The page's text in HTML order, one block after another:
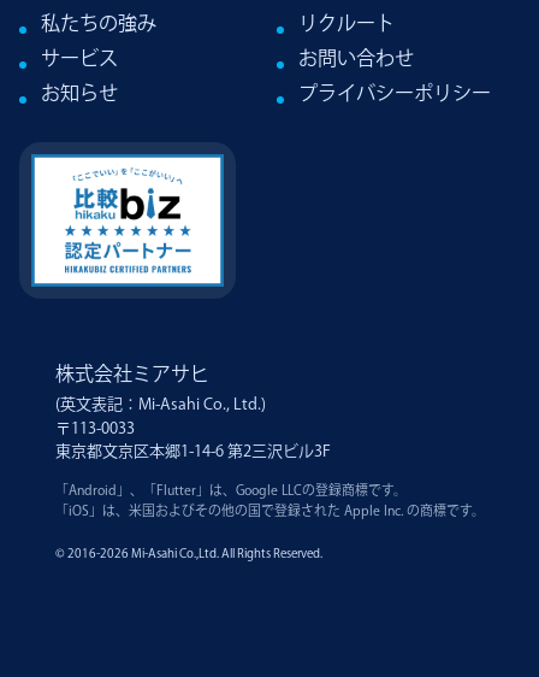
私たちの強み
サービス
お知らせ
リクルート
お問い合わせ
プライバシーポリシー
株式会社ミアサヒ
(英文表記：Mi-Asahi Co., Ltd.)
〒113-0033
東京都文京区本郷1-14-6 第2三沢ビル3F
「Android」、「Flutter」は、Google LLCの登録商標です。
「iOS」は、米国およびその他の国で登録された Apple Inc. の商標です。
© 2016-2026 Mi-Asahi Co.,Ltd. All Rights Reserved.